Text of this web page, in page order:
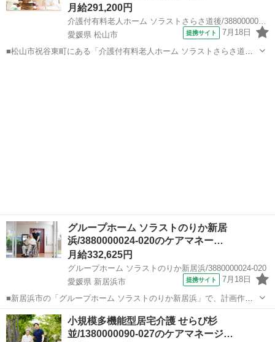
月給291,200円
介護付有料老人ホーム ソラストさらさ道後/3880000009-036
愛媛県 松山市
提携サイト 7月18日
■松山市祝谷東町にある「介護付有料老人ホーム ソラストさらさ道
グループホーム ソラストのりか新居
浜/3880000024-020のケアマネー…
月給332,625円
グループホーム ソラストのりか新居浜/3880000024-020
愛媛県 新居浜市
提携サイト 7月18日
■新居浜市の「グループホーム ソラストのりか新居浜」で、計画作成
担当者（ケアマネジャー）を募集中！ ★創業60年以上の大手だからこ
その好待遇 月給33万円以上◎夜勤手当や賞与もある納得の好待遇。 大
手ならではの安定感のもと...
愛媛 新居浜市 ケアマネージャー
小規模多機能型居宅介護 せらび杉
並/1380000090-027のケアマネージ…